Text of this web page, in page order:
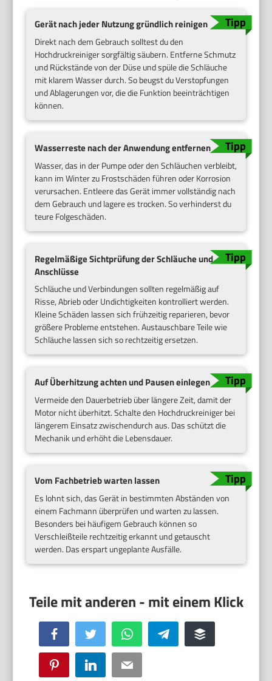
Gerät nach jeder Nutzung gründlich reinigen
Direkt nach dem Gebrauch solltest du den
Hochdruckreiniger sorgfältig säubern. Entferne Schmutz
und Rückstände von der Düse und spüle die Schläuche
mit klarem Wasser durch. So beugst du Verstopfungen
und Ablagerungen vor, die die Funktion beeinträchtigen
können.
Wasserreste nach der Anwendung entfernen
Wasser, das in der Pumpe oder den Schläuchen verbleibt,
kann im Winter zu Frostschäden führen oder Korrosion
verursachen. Entleere das Gerät immer vollständig nach
dem Gebrauch und lagere es trocken. So verhinderst du
teure Folgeschäden.
Regelmäßige Sichtprüfung der Schläuche und
Anschlüsse
Schläuche und Verbindungen sollten regelmäßig auf
Risse, Abrieb oder Undichtigkeiten kontrolliert werden.
Kleine Schäden lassen sich frühzeitig reparieren, bevor
größere Probleme entstehen. Austauschbare Teile wie
Schläuche lassen sich so rechtzeitig ersetzen.
Auf Überhitzung achten und Pausen einlegen
Vermeide den Dauerbetrieb über längere Zeit, damit der
Motor nicht überhitzt. Schalte den Hochdruckreiniger bei
längerem Einsatz zwischendurch aus. Das schützt die
Mechanik und erhöht die Lebensdauer.
Vom Fachbetrieb warten lassen
Es lohnt sich, das Gerät in bestimmten Abständen von
einem Fachmann überprüfen und warten zu lassen.
Besonders bei häufigem Gebrauch können so
Verschleißteile rechtzeitig erkannt und getauscht
werden. Das erspart ungeplante Ausfälle.
Facebook Twitter WhatsApp Telegram Buffer
Pinterest LinkedIn Email